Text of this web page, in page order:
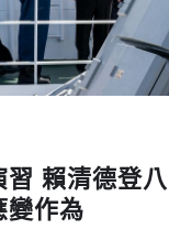
習 賴清德登
變作為